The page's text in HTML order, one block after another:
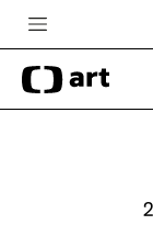
Česká televize
Zpravodajství